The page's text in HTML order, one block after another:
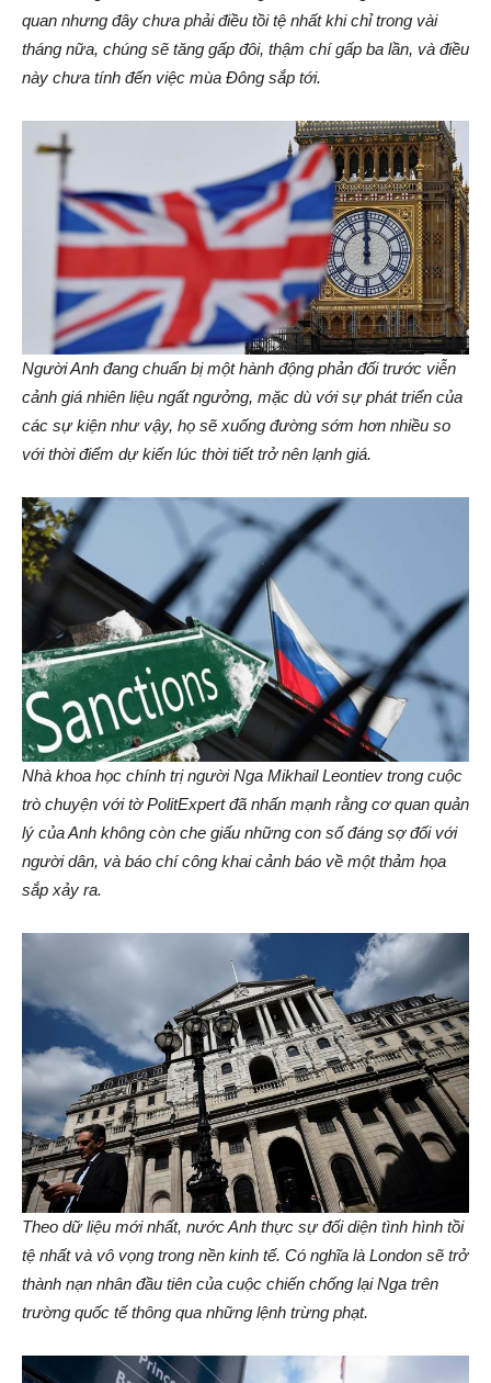
quan nhưng đây chưa phải điều tồi tệ nhất khi chỉ trong vài
tháng nữa, chúng sẽ tăng gấp đôi, thậm chí gấp ba lần, và điều
này chưa tính đến việc mùa Đông sắp tới.
Người Anh đang chuẩn bị một hành động phản đối trước viễn
cảnh giá nhiên liệu ngất ngưởng, mặc dù với sự phát triển của
các sự kiện như vậy, họ sẽ xuống đường sớm hơn nhiều so
với thời điểm dự kiến lúc thời tiết trở nên lạnh giá.
Nhà khoa học chính trị người Nga Mikhail Leontiev trong cuộc
trò chuyện với tờ PolitExpert đã nhấn mạnh rằng cơ quan quản
lý của Anh không còn che giấu những con số đáng sợ đối với
người dân, và báo chí công khai cảnh báo về một thảm họa
sắp xảy ra.
Theo dữ liệu mới nhất, nước Anh thực sự đối diện tình hình tồi
tệ nhất và vô vọng trong nền kinh tế. Có nghĩa là London sẽ trở
thành nạn nhân đầu tiên của cuộc chiến chống lại Nga trên
trường quốc tế thông qua những lệnh trừng phạt.